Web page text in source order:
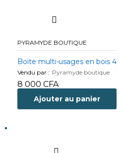
PYRAMYDE BOUTIQUE
Boite multi-usages en bois 4
Vendu par : Pyramyde boutique
8 000 CFA
Ajouter au panier